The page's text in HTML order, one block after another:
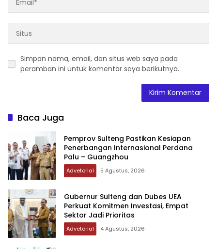
Simpan nama, email, dan situs web saya pada
peramban ini untuk komentar saya berikutnya.
Baca Juga
Pemprov Sulteng Pastikan Kesiapan
Penerbangan Internasional Perdana
Palu – Guangzhou
Advetorial 5 Agustus, 2026
Gubernur Sulteng dan Dubes UEA
Perkuat Komitmen Investasi, Empat
Sektor Jadi Prioritas
Advetorial 4 Agustus, 2026